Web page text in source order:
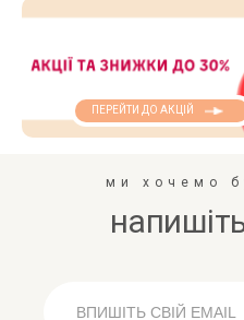
ПЕРЕЙТИ ДО АКЦІЙ
ми хочемо